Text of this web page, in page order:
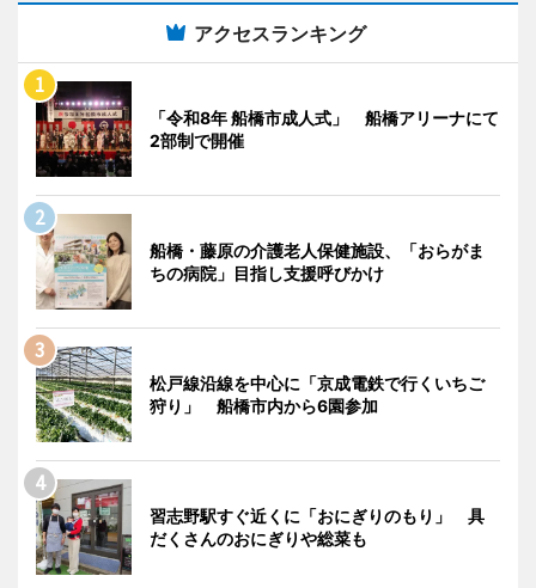
アクセスランキング
「令和8年 船橋市成人式」 船橋アリーナにて
2部制で開催
船橋・藤原の介護老人保健施設、「おらがま
ちの病院」目指し支援呼びかけ
松戸線沿線を中心に「京成電鉄で行くいちご
狩り」 船橋市内から6園参加
習志野駅すぐ近くに「おにぎりのもり」 具
だくさんのおにぎりや総菜も